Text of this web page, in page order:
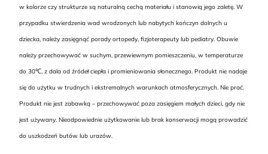
w kolorze czy strukturze są naturalną cechą materiału i stanowią jego zaletę. W
przypadku stwierdzenia wad wrodzonych lub nabytych kończyn dolnych u
dziecka, należy zasięgnąć porady ortopedy, fizjoterapeuty lub pediatry. Obuwie
należy przechowywać w suchym, przewiewnym pomieszczeniu, w temperaturze
do 30℃, z dala od źródeł ciepła i promieniowania słonecznego. Produkt nie nadaje
się do użytku w trudnych i ekstremalnych warunkach atmosferycznych. Nie prać.
Produkt nie jest zabawką – przechowywać poza zasięgiem małych dzieci, gdy nie
jest używany. Nieodpowiednie użytkowanie lub brak konserwacji mogą prowadzić
do uszkodzeń butów lub urazów.